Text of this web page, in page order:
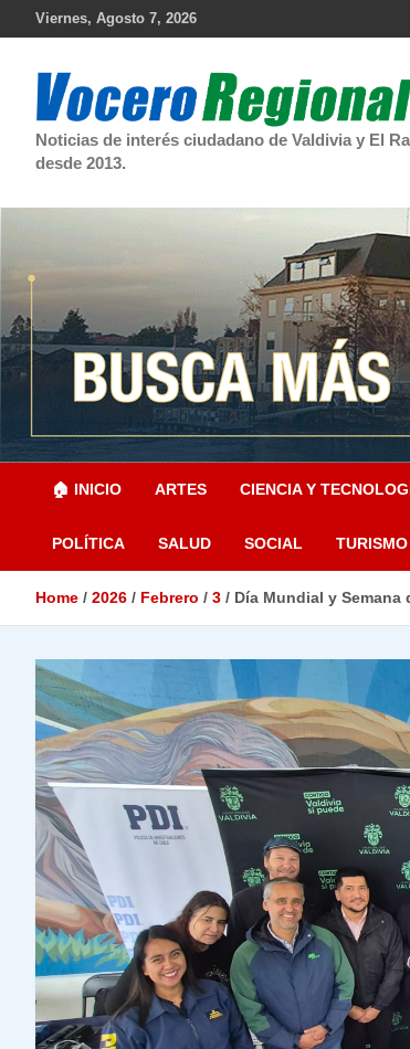
Viernes, Agosto 7, 2026
Noticias de interés ciudadano de Valdivia y El
desde 2013.
🏠 INICIO ARTES CIENCIA Y
POLÍTICA SALUD SOCIAL TURISMO
Home 2026 Febrero 3 Día Mundial y